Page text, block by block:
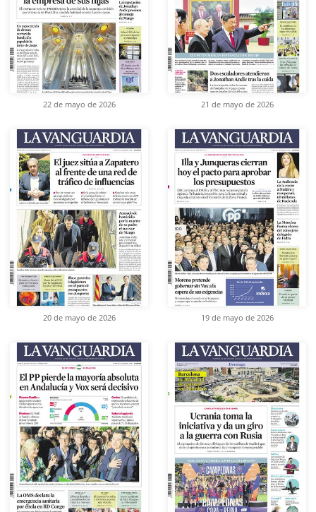
22 de mayo de 2026 21 de mayo de 2026
20 de mayo de 2026 19 de mayo de 2026